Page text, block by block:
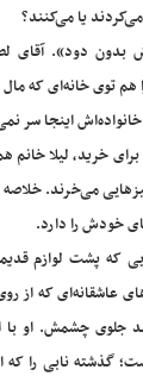
یا می‌کنند؟
بدون دود». آقای
هم توی خانه‌ای که
اینجا سر
خرید، لیلا
می‌خرند.
خودش را دارد.
که پشت لوازم
عاشقانه‌ای که از
جلوی چشمش. او با
گذشته نابی را که